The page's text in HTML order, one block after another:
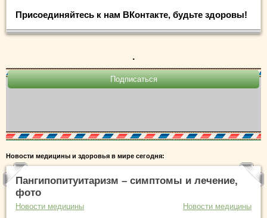
Присоединяйтесь к нам ВКонтакте, будьте здоровы!
.
Новости медицины и здоровья в мире сегодня:
Пангипопитуитаризм – симптомы и лечение,
фото
Новости медицины Новости медицины